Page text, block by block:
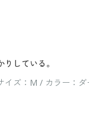
している。
ズ：M / カラー：ダ